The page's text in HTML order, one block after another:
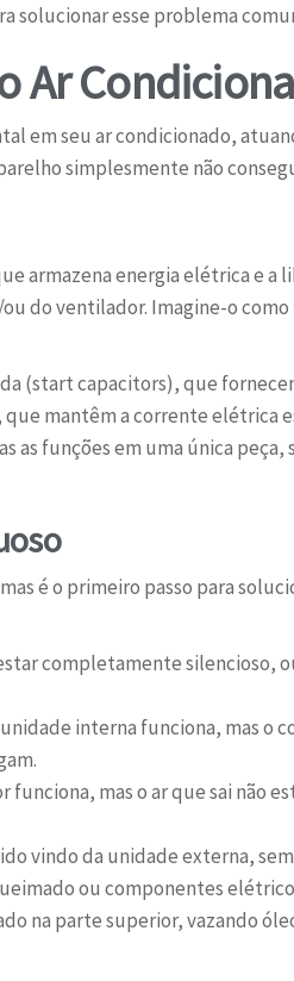
solucionar esse problema
Ar
em seu ar condicionado,
simplesmente não
armazena energia elétrica e
do ventilador. Imagine-o
(start capacitors), que
mantêm a corrente elétrica
as funções em uma única
é o primeiro passo para
completamente silencioso,
interna funciona, mas o
mas o ar que sai não
vindo da unidade externa,
ou componentes
na parte superior, vazando